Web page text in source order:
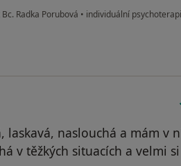
Radka Porubová • individuální
laskavá, naslouchá a mám v
v těžkých situacích a velmi